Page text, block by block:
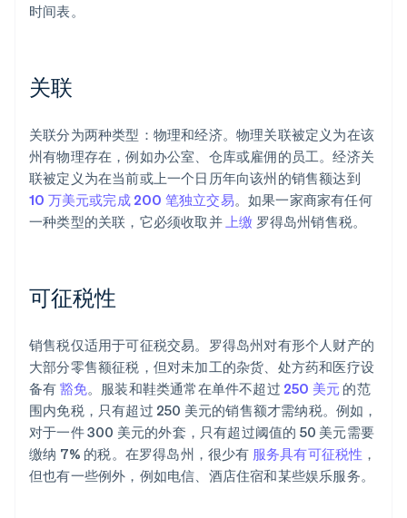
时间表。
关联
关联分为两种类型：物理和经济。物理关联被定义为在该
州有物理存在，例如办公室、仓库或雇佣的员工。经济关
联被定义为在当前或上一个日历年向该州的销售额达到
10 万美元或完成 200 笔独立交易。如果一家商家有任何
一种类型的关联，它必须收取并上缴 罗得岛州销售税。
可征税性
销售税仅适用于可征税交易。罗得岛州对有形个人财产的
大部分零售额征税，但对未加工的杂货、处方药和医疗设
备有 豁免。服装和鞋类通常在单件不超过 250 美元 的范
围内免税，只有超过 250 美元的销售额才需纳税。例如，
对于一件 300 美元的外套，只有超过阈值的 50 美元需要
缴纳 7% 的税。在罗得岛州，很少有 服务具有可征税性 ，
但也有一些例外，例如电信、酒店住宿和某些娱乐服务。